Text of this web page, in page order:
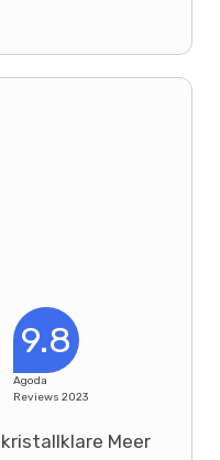
9.8
Agoda
Reviews 2023
Meer